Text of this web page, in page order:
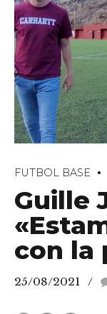
FUTBOL BASE
Guille
con la
25/08/2021